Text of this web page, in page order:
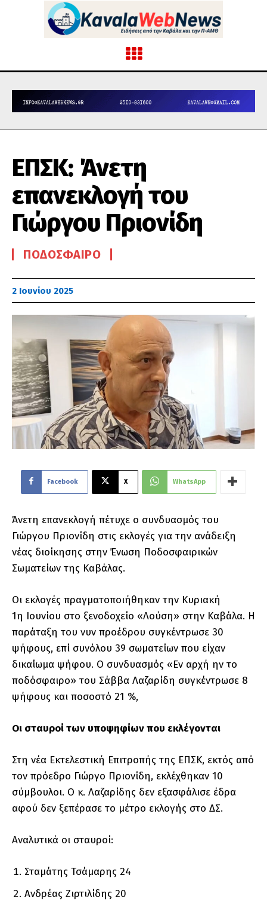
ΕΠΣΚ: Άνετη
επανεκλογή του
Γιώργου Πριονίδη
ΠΟΔΌΣΦΑΙΡΟ
2 Ιουνίου 2025
Facebook X WhatsApp
Άνετη επανεκλογή πέτυχε ο συνδυασμός του
Γιώργου Πριονίδη στις εκλογές για την ανάδειξη
νέας διοίκησης στην Ένωση Ποδοσφαιρικών
Σωματείων της Καβάλας.
Οι εκλογές πραγματοποιήθηκαν την Κυριακή
1η Ιουνίου στο ξενοδοχείο «Λούση» στην Καβάλα. Η
παράταξη του νυν προέδρου συγκέντρωσε 30
ψήφους, επί συνόλου 39 σωματείων που είχαν
δικαίωμα ψήφου. Ο συνδυασμός «Εν αρχή ην το
ποδόσφαιρο» του Σάββα Λαζαρίδη συγκέντρωσε 8
ψήφους και ποσοστό 21 %,
Οι σταυροί των υποψηφίων που εκλέγονται
Στη νέα Εκτελεστική Επιτροπής της ΕΠΣΚ, εκτός από
τον πρόεδρο Γιώργο Πριονίδη, εκλέχθηκαν 10
σύμβουλοι. Ο κ. Λαζαρίδης δεν εξασφάλισε έδρα
αφού δεν ξεπέρασε το μέτρο εκλογής στο ΔΣ.
Αναλυτικά οι σταυροί:
Σταμάτης Τσάμαρης 24
Ανδρέας Ζιρτιλίδης 20